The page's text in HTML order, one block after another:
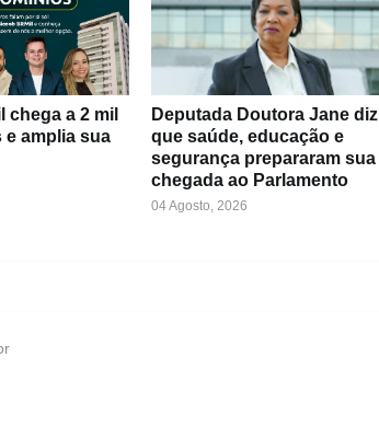
chega a 2 mil
amplia sua
Deputada Doutora Jane diz
que saúde, educação e
segurança prepararam sua
chegada ao Parlamento
04 Agosto, 2026